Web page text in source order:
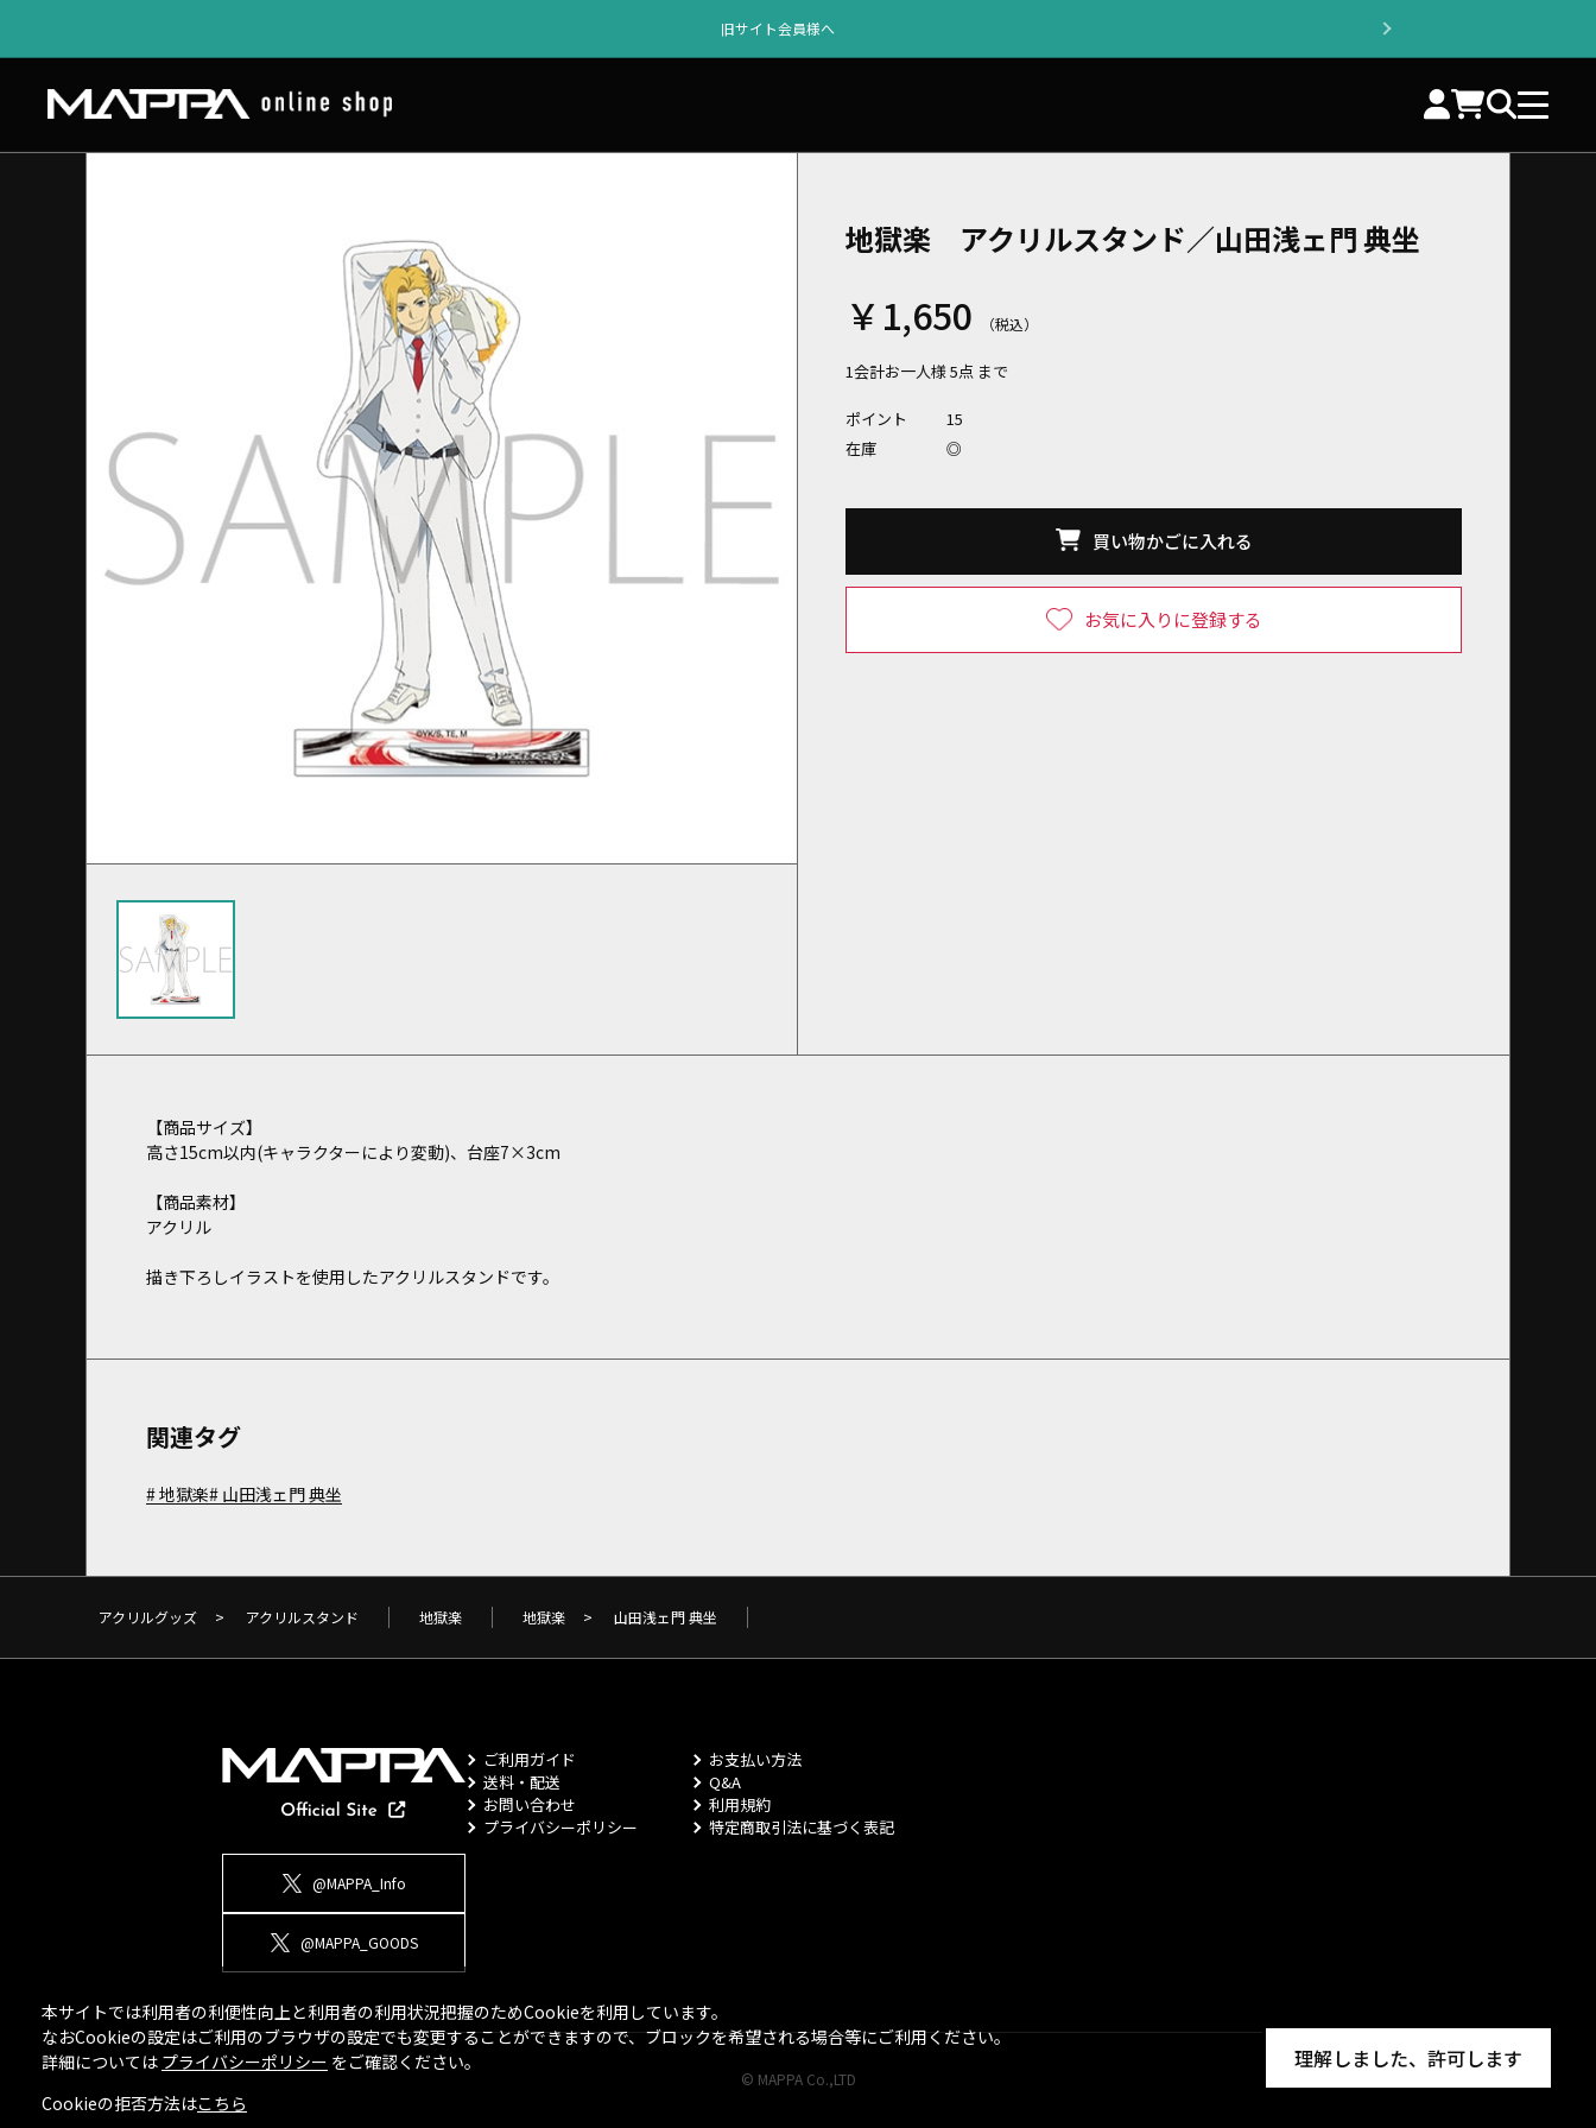
旧サイト会員様へ
地獄楽 アクリルスタンド／山田浅ェ門 典坐
￥1,650
1会計お一人様 5点 まで
ポイント
15
在庫
◎
買い物かごに入れる
お気に入りに登録する
【商品サイズ】
高さ15cm以内(キャラクターにより変動)、台座7×3cm
【商品素材】
アクリル
描き下ろしイラストを使用したアクリルスタンドです。
関連タグ
地獄楽 山田浅ェ門 典坐
アクリルグッズ > アクリルスタンド 地獄楽 地獄楽 > 山田浅ェ門 典坐
@MAPPA_Info
@MAPPA_GOODS
ご利用ガイド
お支払い方法
送料・配送
Q&A
お問い合わせ
利用規約
プライバシーポリシー
特定商取引法に基づく表記
© MAPPA Co.,LTD
本サイトでは利用者の利便性向上と利用者の利用状況把握のためCookieを利用しています。
なおCookieの設定はご利用のブラウザの設定でも変更することができますので、ブロックを希望される場合等にご利用ください。
詳細については プライバシーポリシー をご確認ください。
Cookieの拒否方法はこちら
理解しました、許可します